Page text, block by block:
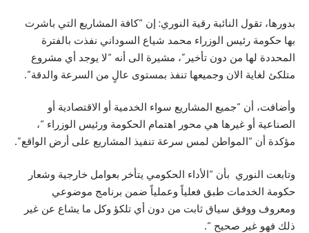
بدورها، تقول النائبة رقية النوري: إن “كافة المشاريع التي باشرت
بها حكومة رئيس الوزراء محمد شياع السوداني نفذت بالفترة
المحددة لها من دون تأخير”، مشيرة الى أنه “لا يوجد أي مشروع
متلكئ لغاية الان وجميعها تنفذ بمستوى عالٍ من السرعة والدقة”.
وأضافت، أن “جميع المشاريع سواء الخدمية أو الاقتصادية أو
الصناعية أو غيرها هي محور اهتمام الحكومة ورئيس الوزراء “،
مؤكدة أن “المواطن لمس سرعة تنفيذ المشاريع على أرض الواقع”.
وتابعت النوري بأن “الأداء الحكومي يتأخر بعوامل خارجية وشعار
حكومة الخدمات طبق فعلياً وعملياً ضمن برنامج موضوعي
ومعروف ووفق سياق ثابت من دون أي تلكؤ وكل ما يشاع عن غير
ذلك فهو غير صحيح “.